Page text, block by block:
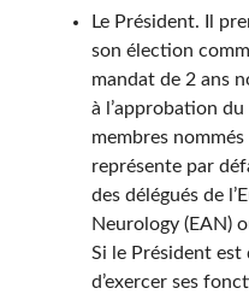
Le Président. Il
son élection
mandat de 2 ans
à l’approbation
membres
représente par
des délégués de
Neurology (EAN)
Si le Président est
d’exercer ses